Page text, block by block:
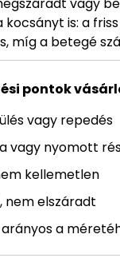
vagy
kocsányt is: a
míg a betegé
pontok
vagy repedés
vagy nyomott
kellemetlen
nem elszáradt
a